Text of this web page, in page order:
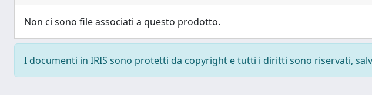
Non ci sono file associati a questo prodotto.
I documenti in IRIS sono protetti da copyright e tutti i diritti sono riservati,